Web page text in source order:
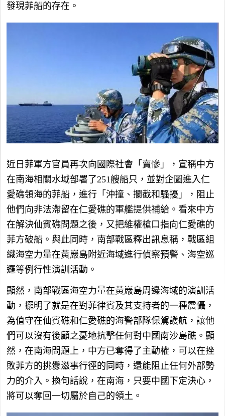
發現菲船的存在。
近日菲軍方官員再次向國際社會「賣慘」，宣稱中方
在南海相關水域部署了251艘船只，並對企圖進入仁
愛礁領海的菲船，進行「沖撞、攔截和騷擾」，阻止
他們向非法滯留在仁愛礁的軍艦提供補給。看來中方
在解決仙賓礁問題之後，又把維權槍口指向仁愛礁的
菲方破船。與此同時，南部戰區釋出訊息稱，戰區組
織海空力量在黃巖島附近海域進行偵察預警、海空巡
邏等例行性演訓活動。
顯然，南部戰區海空力量在黃巖島周邊海域的演訓活
動，擺明了就是在對菲律賓及其支持者的一種震懾，
為值守在仙賓礁和仁愛礁的海警部隊保駕護航，讓他
們可以沒有後顧之憂地抗擊任何對中國南沙島礁。顯
然，在南海問題上，中方已奪得了主動權，可以在挫
敗菲方的挑釁滋事行徑的同時，還能阻止任何外部勢
力的介入。換句話說，在南海，只要中國下定決心，
將可以奪回一切屬於自己的領土。